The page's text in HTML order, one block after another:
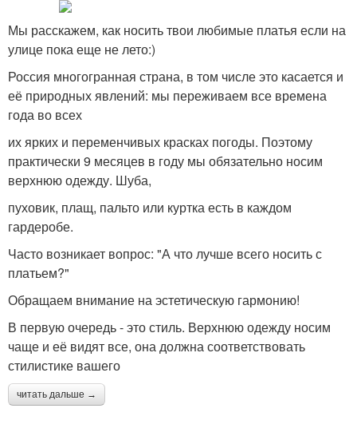
Мы расскажем, как носить твои любимые платья если на
улице пока еще не лето:)
Россия многогранная страна, в том числе это касается и
её природных явлений: мы переживаем все времена
года во всех
их ярких и переменчивых красках погоды. Поэтому
практически 9 месяцев в году мы обязательно носим
верхнюю одежду. Шуба,
пуховик, плащ, пальто или куртка есть в каждом
гардеробе.
Часто возникает вопрос: "А что лучше всего носить с
платьем?"
Обращаем внимание на эстетическую гармонию!
В первую очередь - это стиль. Верхнюю одежду носим
чаще и её видят все, она должна соответствовать
стилистике вашего
читать дальше →